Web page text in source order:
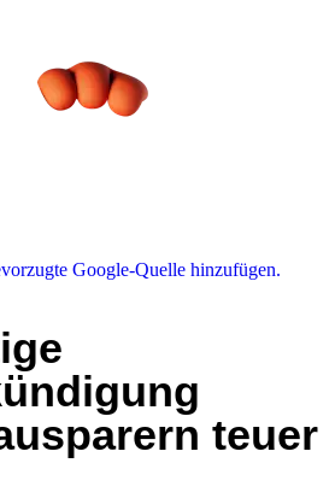
Google-Quelle hinzufügen.
teuer